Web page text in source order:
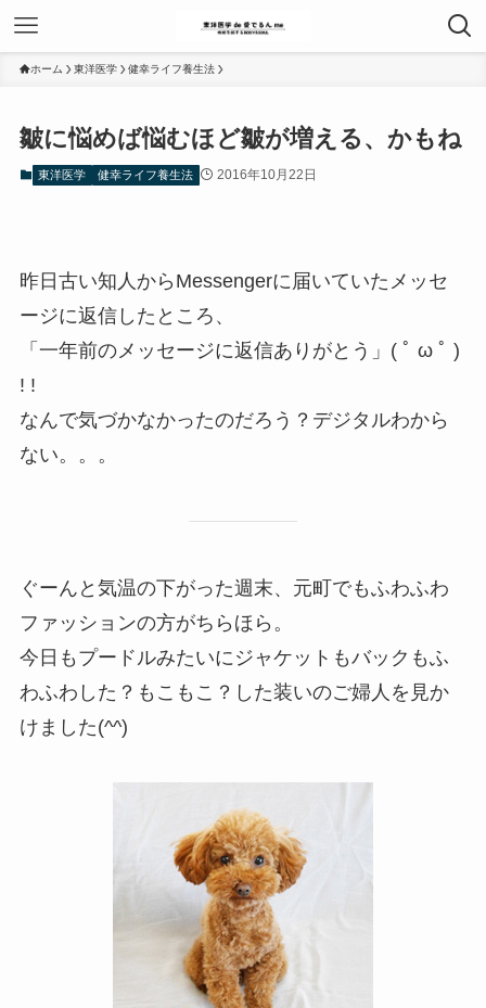
ホーム 東洋医学 健幸ライフ養生法
皺に悩めば悩むほど皺が増える、かもね
東洋医学 健幸ライフ養生法 2016年10月22日
昨日古い知人からMessengerに届いていたメッセ
ージに返信したところ、
「一年前のメッセージに返信ありがとう」( ﾟ ω ﾟ )
! !
なんで気づかなかったのだろう？デジタルわから
ない。。。
ぐーんと気温の下がった週末、元町でもふわふわ
ファッションの方がちらほら。
今日もプードルみたいにジャケットもバックもふ
わふわした？もこもこ？した装いのご婦人を見か
けました(^^)